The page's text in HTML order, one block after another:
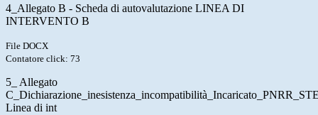
4_Allegato B - Scheda di autovalutazione LINEA DI
INTERVENTO B
File DOCX
Contatore click: 73
5_ Allegato
Linea di int